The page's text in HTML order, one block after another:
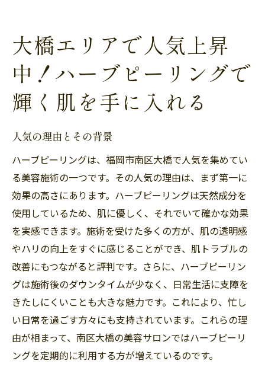
大橋エリアで人気上昇
中！ハーブピーリングで
輝く肌を手に入れる
人気の理由とその背景
ハーブピーリングは、福岡市南区大橋で人気を集めてい
る美容施術の一つです。その人気の理由は、まず第一に
効果の高さにあります。ハーブピーリングは天然成分を
使用しているため、肌に優しく、それでいて確かな効果
を実感できます。施術を受けた多くの方が、肌の透明感
やハリの向上をすぐに感じることができ、肌トラブルの
改善にもつながると評判です。さらに、ハーブピーリン
グは施術後のダウンタイムが少なく、日常生活に支障を
きたしにくいことも大きな魅力です。これにより、忙し
い日常を過ごす方々にも支持されています。これらの理
由が相まって、南区大橋の美容サロンではハーブピーリ
ングを定期的に利用する方が増えているのです。